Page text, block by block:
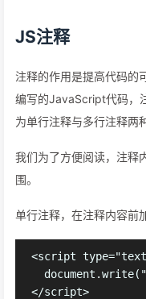
JS注释
注释的作用是提高代码的
编写的JavaScript代码，
为单行注释与多行注释两种
我们为了方便阅读，注释
围。
单行注释，在注释内容前
<script
document.write("
</script>